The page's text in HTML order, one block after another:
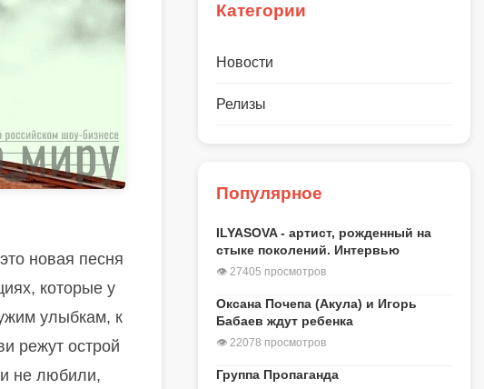
новая песня
которые у
улыбкам, к
режут острой
не любили,
Категории
Новости
Релизы
Популярное
ILYASOVA - артист, рожденный на
стыке поколений. Интервью
👁 27405 просмотров
Оксана Почепа (Акула) и Игорь
Бабаев ждут ребенка
👁 22078 просмотров
Группа Пропаганда